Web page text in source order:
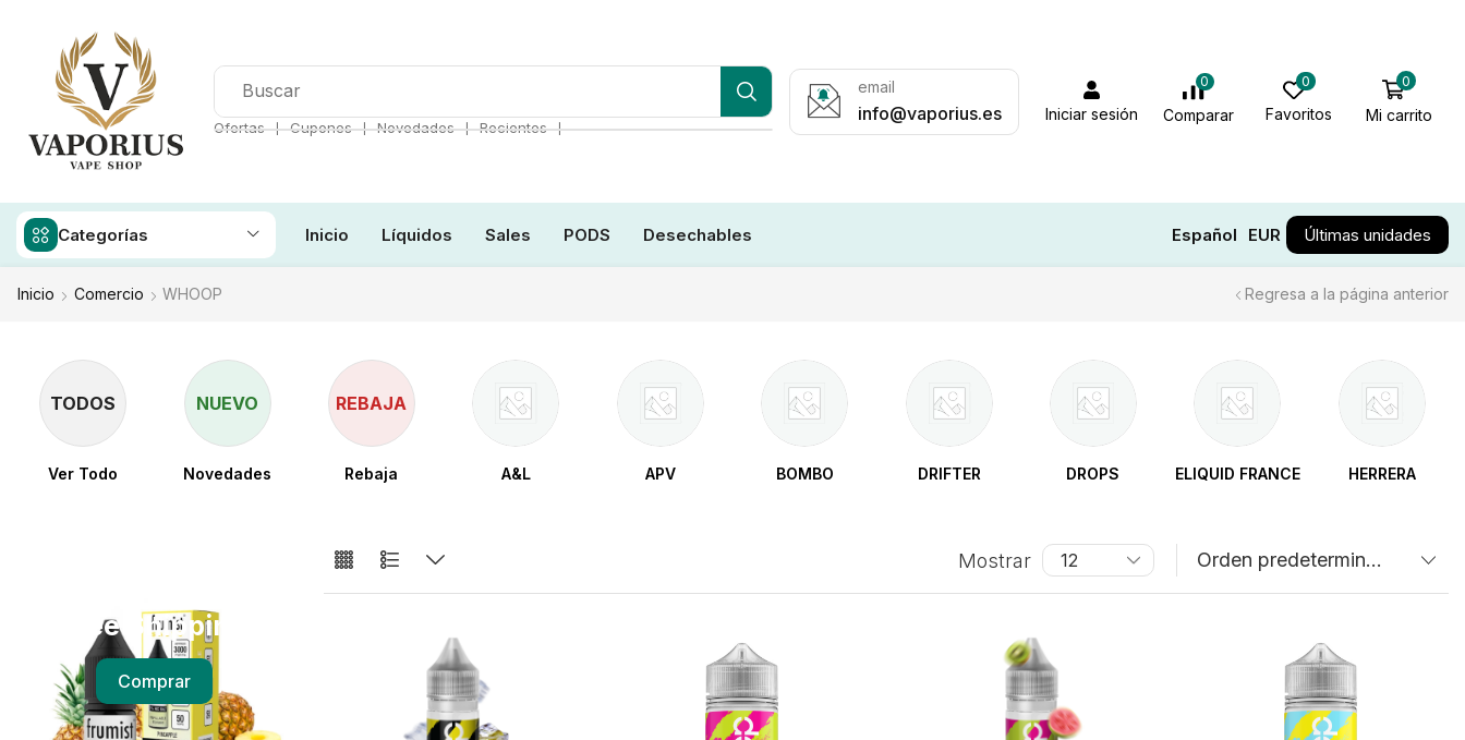
Ofertas ❘ Cupones ❘ Novedades ❘ Recientes ❘
email
info@vaporius.es Iniciar sesión
0
Comparar
0
Favoritos
0
Mi carrito
Categorías Inicio Líquidos Sales PODS Desechables Español EUR Últimas unidades
Inicio Comercio WHOOP Regresa a la página anterior
TODOS
Ver Todo
NUEVO
Novedades
REBAJA
Rebaja A&L APV BOMBO DRIFTER DROPS ELIQUID FRANCE HERRERA
Free Shipping
Comprar
Mostrar